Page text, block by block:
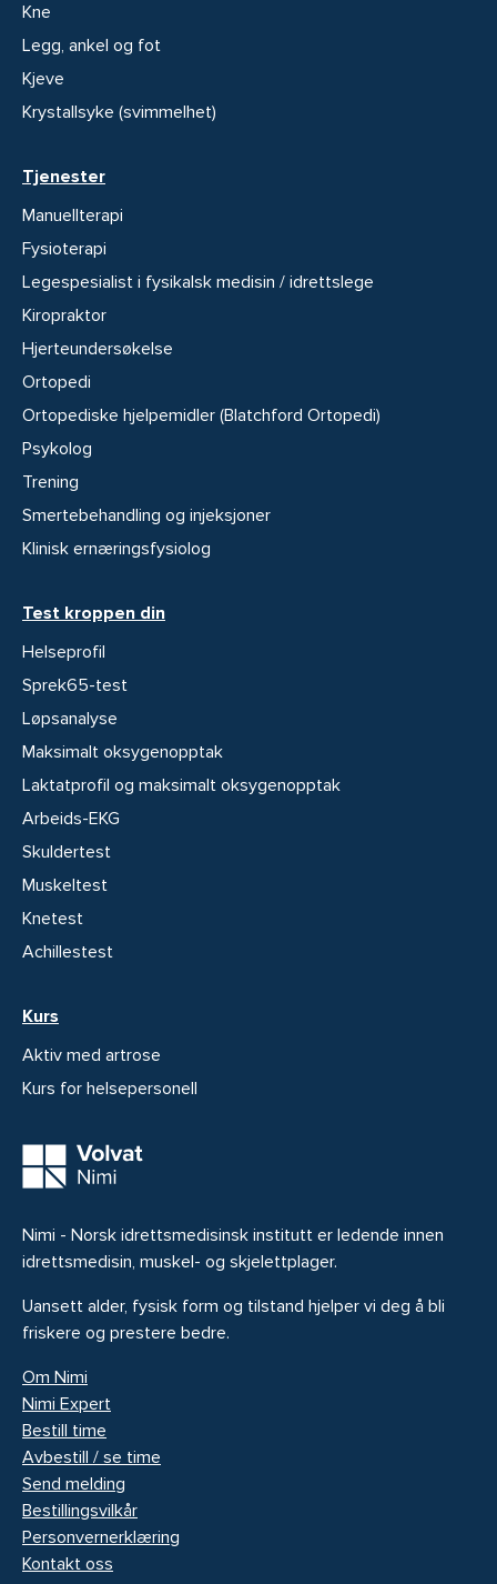
Nimi - Norsk idrettsmedisinsk institutt er ledende innen
idrettsmedisin, muskel- og skjelettplager.
Uansett alder, fysisk form og tilstand hjelper vi deg å bli
friskere og prestere bedre.
Om Nimi
Nimi Expert
Bestill time
Avbestill / se time
Send melding
Bestillingsvilkår
Personvernerklæring
Kontakt oss
Kne
Legg, ankel og fot
Kjeve
Krystallsyke (svimmelhet)
Tjenester
Manuellterapi
Fysioterapi
Legespesialist i fysikalsk medisin / idrettslege
Kiropraktor
Hjerteundersøkelse
Ortopedi
Ortopediske hjelpemidler (Blatchford Ortopedi)
Psykolog
Trening
Smertebehandling og injeksjoner
Klinisk ernæringsfysiolog
Test kroppen din
Helseprofil
Sprek65-test
Løpsanalyse
Maksimalt oksygenopptak
Laktatprofil og maksimalt oksygenopptak
Arbeids-EKG
Skuldertest
Muskeltest
Knetest
Achillestest
Kurs
Aktiv med artrose
Kurs for helsepersonell